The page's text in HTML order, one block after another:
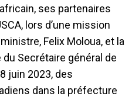
ses partenaires
lors d’une mission
Felix Moloua, et la
Secrétaire général de
juin 2023, des
dans la préfecture